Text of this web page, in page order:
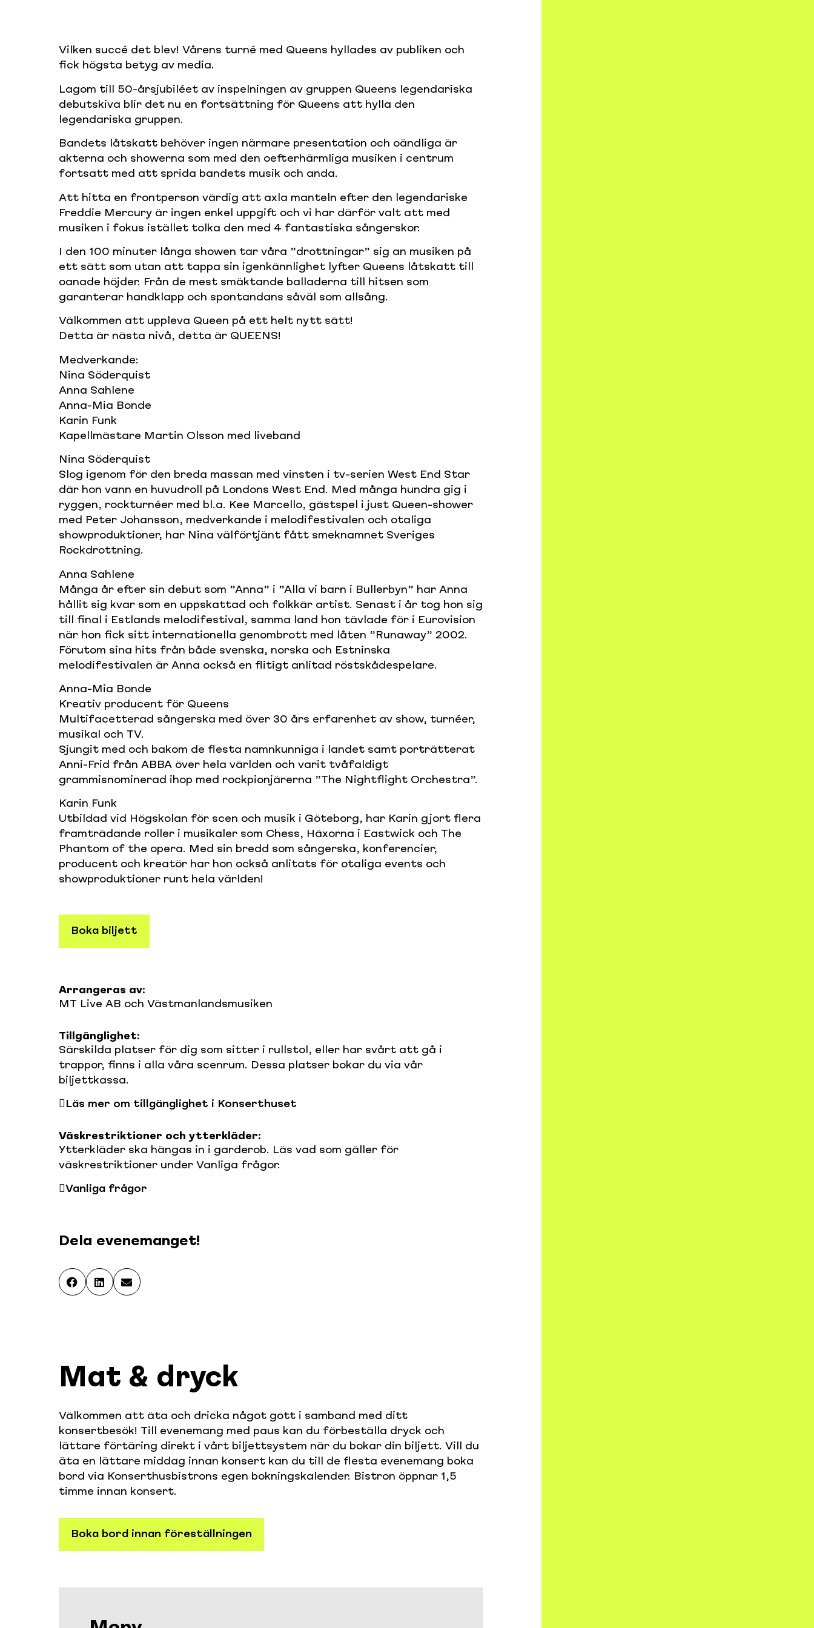
Vilken succé det blev! Vårens turné med Queens hyllades av publiken och
fick högsta betyg av media.
Lagom till 50-årsjubiléet av inspelningen av gruppen Queens legendariska
debutskiva blir det nu en fortsättning för Queens att hylla den
legendariska gruppen.
Bandets låtskatt behöver ingen närmare presentation och oändliga är
akterna och showerna som med den oefterhärmliga musiken i centrum
fortsatt med att sprida bandets musik och anda.
Att hitta en frontperson värdig att axla manteln efter den legendariske
Freddie Mercury är ingen enkel uppgift och vi har därför valt att med
musiken i fokus istället tolka den med 4 fantastiska sångerskor.
I den 100 minuter långa showen tar våra ”drottningar” sig an musiken på
ett sätt som utan att tappa sin igenkännlighet lyfter Queens låtskatt till
oanade höjder. Från de mest smäktande balladerna till hitsen som
garanterar handklapp och spontandans såväl som allsång.
Välkommen att uppleva Queen på ett helt nytt sätt!
Detta är nästa nivå, detta är QUEENS!
Medverkande:
Nina Söderquist
Anna Sahlene
Anna-Mia Bonde
Karin Funk
Kapellmästare Martin Olsson med liveband
Nina Söderquist
Slog igenom för den breda massan med vinsten i tv-serien West End Star
där hon vann en huvudroll på Londons West End. Med många hundra gig i
ryggen, rockturnéer med bl.a. Kee Marcello, gästspel i just Queen-shower
med Peter Johansson, medverkande i melodifestivalen och otaliga
showproduktioner, har Nina välförtjänt fått smeknamnet Sveriges
Rockdrottning.
Anna Sahlene
Många år efter sin debut som ”Anna” i ”Alla vi barn i Bullerbyn” har Anna
hållit sig kvar som en uppskattad och folkkär artist. Senast i år tog hon sig
till final i Estlands melodifestival, samma land hon tävlade för i Eurovision
när hon fick sitt internationella genombrott med låten ”Runaway” 2002.
Förutom sina hits från både svenska, norska och Estninska
melodifestivalen är Anna också en flitigt anlitad röstskådespelare.
Anna-Mia Bonde
Kreativ producent för Queens
Multifacetterad sångerska med över 30 års erfarenhet av show, turnéer,
musikal och TV.
Sjungit med och bakom de flesta namnkunniga i landet samt porträtterat
Anni-Frid från ABBA över hela världen och varit tvåfaldigt
grammisnominerad ihop med rockpionjärerna ”The Nightflight Orchestra”.
Karin Funk
Utbildad vid Högskolan för scen och musik i Göteborg, har Karin gjort flera
framträdande roller i musikaler som Chess, Häxorna i Eastwick och The
Phantom of the opera. Med sin bredd som sångerska, konferencier,
producent och kreatör har hon också anlitats för otaliga events och
showproduktioner runt hela världen!
Boka biljett
Arrangeras av:
MT Live AB och Västmanlandsmusiken
Tillgänglighet:
Särskilda platser för dig som sitter i rullstol, eller har svårt att gå i
trappor, finns i alla våra scenrum. Dessa platser bokar du via vår
biljettkassa.
Läs mer om tillgänglighet i Konserthuset
Väskrestriktioner och ytterkläder:
Ytterkläder ska hängas in i garderob. Läs vad som gäller för
väskrestriktioner under Vanliga frågor.
Vanliga frågor
Dela evenemanget!
Mat & dryck
Välkommen att äta och dricka något gott i samband med ditt
konsertbesök! Till evenemang med paus kan du förbeställa dryck och
lättare förtäring direkt i vårt biljettsystem när du bokar din biljett. Vill du
äta en lättare middag innan konsert kan du till de flesta evenemang boka
bord via Konserthusbistrons egen bokningskalender. Bistron öppnar 1,5
timme innan konsert.
Boka bord innan föreställningen